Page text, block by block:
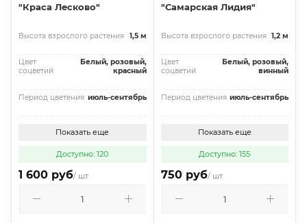
"Краса Лесково"
Высота взрослого растения 1,5 м
Цвет
соцветий
Белый, розовый,
красный
Период цветения июль-сентябрь
Показать еще
Доступно: 120
1 600 руб/ шт
"Самарская Лидия"
Высота взрослого растения 1,2 м
Цвет
соцветий
Белый, розовый,
винный
Период цветения июль-сентябрь
Показать еще
Доступно: 155
750 руб/ шт